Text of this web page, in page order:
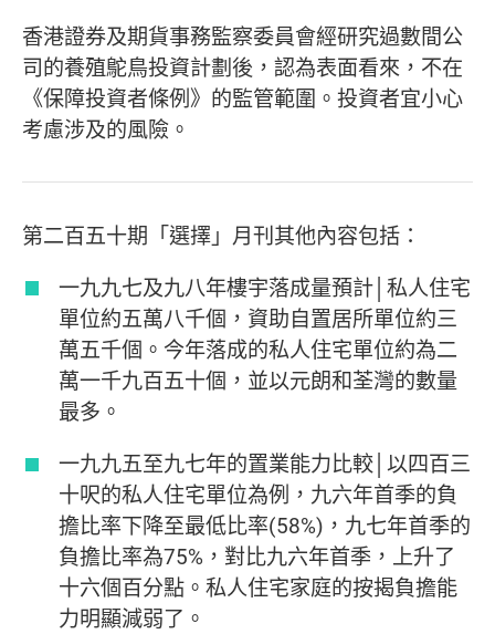
香港證券及期貨事務監察委員會經研究過數間公
司的養殖鴕鳥投資計劃後，認為表面看來，不在
《保障投資者條例》的監管範圍。投資者宜小心
考慮涉及的風險。
第二百五十期「選擇」月刊其他內容包括：
一九九七及九八年樓宇落成量預計│私人住宅
單位約五萬八千個，資助自置居所單位約三
萬五千個。今年落成的私人住宅單位約為二
萬一千九百五十個，並以元朗和荃灣的數量
最多。
一九九五至九七年的置業能力比較│以四百三
十呎的私人住宅單位為例，九六年首季的負
擔比率下降至最低比率(58%)，九七年首季的
負擔比率為75%，對比九六年首季，上升了
十六個百分點。私人住宅家庭的按揭負擔能
力明顯減弱了。